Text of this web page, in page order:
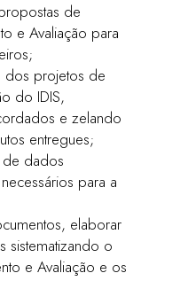
de
e Avaliação para
dos projetos de
do IDIS,
e zelando
entregues;
dados
para a
elaborar
sistematizando o
e Avaliação e os